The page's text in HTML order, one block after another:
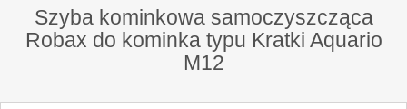
Szyba kominkowa samoczyszcząca
Robax do kominka typu Kratki Aquario
M12